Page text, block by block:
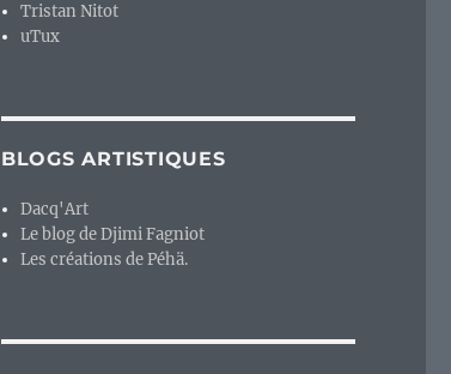
Tristan Nitot
uTux
BLOGS ARTISTIQUES
Dacq'Art
Le blog de Djimi Fagniot
Les créations de Péhä.